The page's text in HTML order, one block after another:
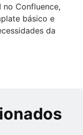
Confluence,
básico e
da